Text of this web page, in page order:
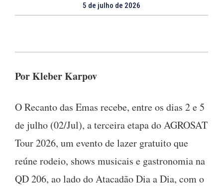
5 de julho de 2026
Por Kleber Karpov
O Recanto das Emas recebe, entre os dias 2 e 5
de julho (02/Jul), a terceira etapa do AGROSAT
Tour 2026, um evento de lazer gratuito que
reúne rodeio, shows musicais e gastronomia na
QD 206, ao lado do Atacadão Dia a Dia, com o